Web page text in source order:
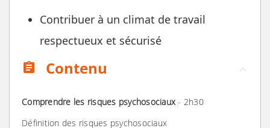
Contribuer à un climat de travail
respectueux et sécurisé
assignment
Contenu
Comprendre les risques psychosociaux- 2h30
Définition des risques psychosociaux